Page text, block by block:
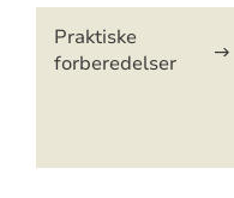
Praktiske
forberedelser